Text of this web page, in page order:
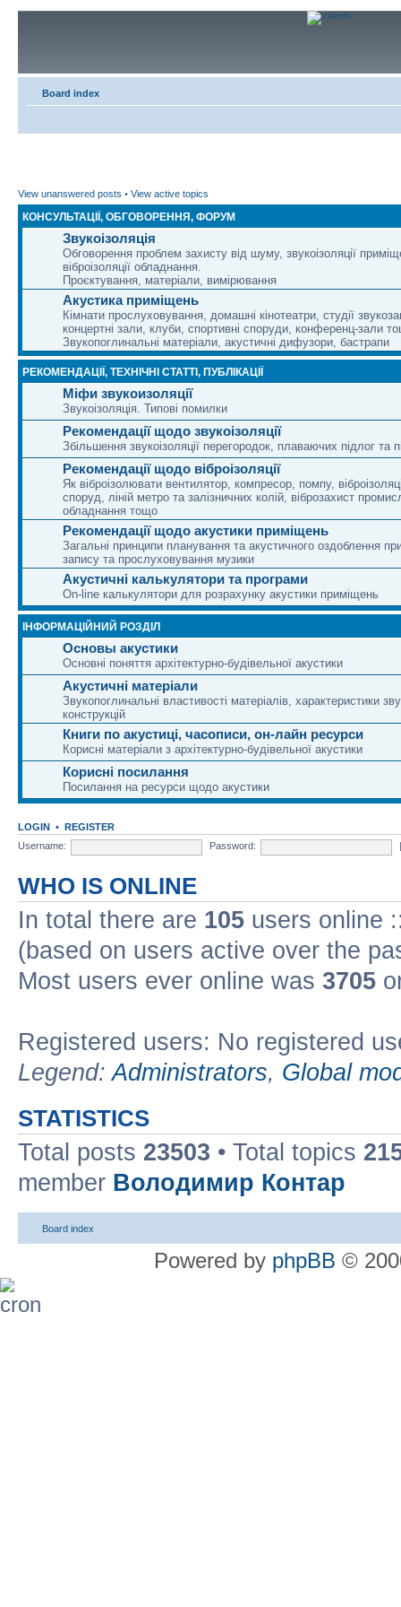
Board index
View unanswered posts • View active topics
КОНСУЛЬТАЦІЇ, ОБГОВОРЕННЯ, ФОРУМ
Звукоізоляція
Обговорення проблем захисту від шуму, звукоізоляції
віброізоляції обладнання.
Проєктування, матеріали, вимірювання
Акустика приміщень
Кімнати прослуховування, домашні кінотеатри, студії
концертні зали, клуби, спортивні споруди, конференц-зали
Звукопоглинальні матеріали, акустичні дифузори, бастрапи
РЕКОМЕНДАЦІЇ, ТЕХНІЧНІ СТАТТІ, ПУБЛІКАЦІЇ
Міфи звукоизоляції
Звукоізоляція. Типові помилки
Рекомендації щодо звукоізоляції
Збільшення звукоізоляції перегородок, плаваючих підлог та
Рекомендації щодо віброізоляції
Як віброізолювати вентилятор, компресор, помпу,
споруд, ліній метро та залізничних колій, віброзахист
обладнання тощо
Рекомендації щодо акустики приміщень
Загальні принципи планування та акустичного оздоблення
запису та прослуховування музики
Акустичні калькулятори та програми
On-line калькулятори для розрахунку акустики приміщень
ІНФОРМАЦІЙНИЙ РОЗДІЛ
Основы акустики
Основні поняття архітектурно-будівельної акустики
Акустичні матеріали
Звукопоглинальні властивості матеріалів, характеристики
конструкцій
Книги по акустиці, часописи, он-лайн ресурси
Корисні матеріали з архітектурно-будівельної акустики
Корисні посилання
Посилання на ресурси щодо акустики
LOGIN • REGISTER
Username:
Password:
WHO IS ONLINE
In total there are 105 users online
(based on users active over the
Most users ever online was 3705
Registered users: No registered
Legend:Administrators, Global
STATISTICS
Total posts 23503 • Total topics
member Володимир Контар
Board index
Powered by phpBB ©